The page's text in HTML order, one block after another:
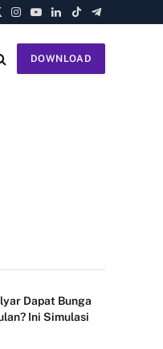
Instagram
YouTube
LinkedIn
TikTokTelegram
DOWNLOAD
Dapat Bunga
Ini Simulasi